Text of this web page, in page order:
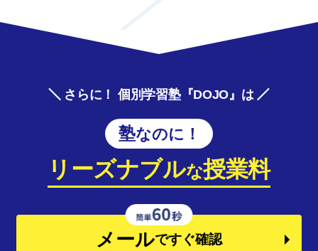
さらに！ 個別学習塾『DOJO』は
塾なのに！
リーズナブルな授業料
メールですぐ確認